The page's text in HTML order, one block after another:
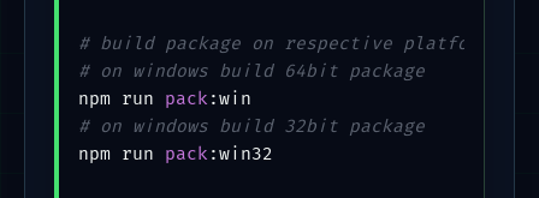
# build package on respective platforms
# on windows build 64bit package
npm run pack
# on windows build 32bit package
npm run pack :win32